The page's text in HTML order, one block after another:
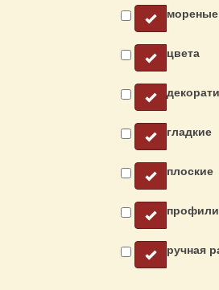
мореные
цвета
гладкие
плоские
ручная